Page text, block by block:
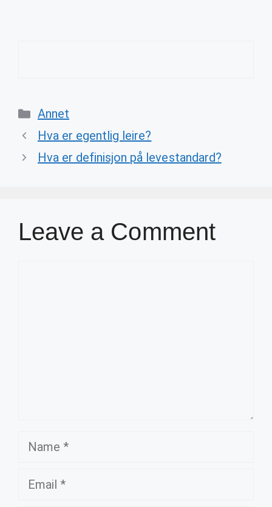
Categories
Annet
Hva er egentlig leire?
Hva er definisjon på levestandard?
Leave a Comment
Name
Email